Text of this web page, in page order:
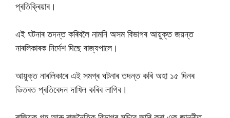
প্ৰতিক্ৰিয়াৰ।
এই ঘটনাৰ তদন্ত কৰিবলৈ নামনি অসম বিভাগৰ আয়ুক্ত জয়ন্ত
নাৰলিকাৰক নিৰ্দেশ দিছে ৰাজ্যপালে।
আয়ুক্ত নাৰলিকাৰে এই সমগ্ৰ ঘটনাৰ তদন্ত কৰি অহা ১৫ দিনৰ
ভিতৰত প্ৰতিবেদন দাখিল কৰিব লাগিব।